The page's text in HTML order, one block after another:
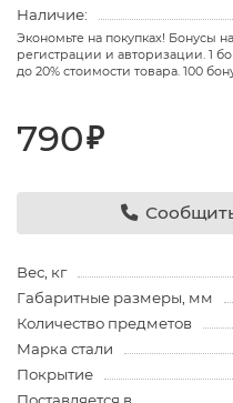
Наличие:
Экономьте на покупках! Бонусы
регистрации и авторизации. 1
до 20% стоимости товара. 100
790₽
Вес, кг
Габаритные размеры, мм
Количество предметов
Марка стали
Покрытие
Поставляется в